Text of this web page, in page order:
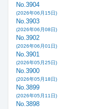
No.3904
(2026年06月15日)
No.3903
(2026年06月08日)
No.3902
(2026年06月01日)
No.3901
(2026年05月25日)
No.3900
(2026年05月18日)
No.3899
(2026年05月11日)
No.3898